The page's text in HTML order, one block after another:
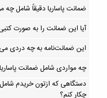
ضمانت پاساریا دقیقاً شامل
آیا این ضمانت را به صورت
این ضمانت‌نامه به چه دردی
چه مواردی شامل ضمانت
دستگاهی که ازتون خریدم شامل
چکار کنم؟